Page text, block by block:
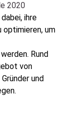
2020
ihre
optimieren, um
Rund
von
und